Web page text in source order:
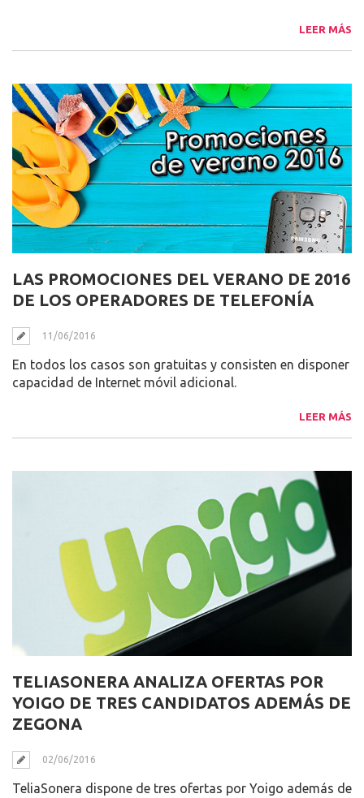
LEER MÁS
LAS PROMOCIONES DEL VERANO DE 2016
DE LOS OPERADORES DE TELEFONÍA
11/06/2016
En todos los casos son gratuitas y consisten en disponer
capacidad de Internet móvil adicional.
LEER MÁS
TELIASONERA ANALIZA OFERTAS POR
YOIGO DE TRES CANDIDATOS ADEMÁS DE
ZEGONA
02/06/2016
TeliaSonera dispone de tres ofertas por Yoigo además de